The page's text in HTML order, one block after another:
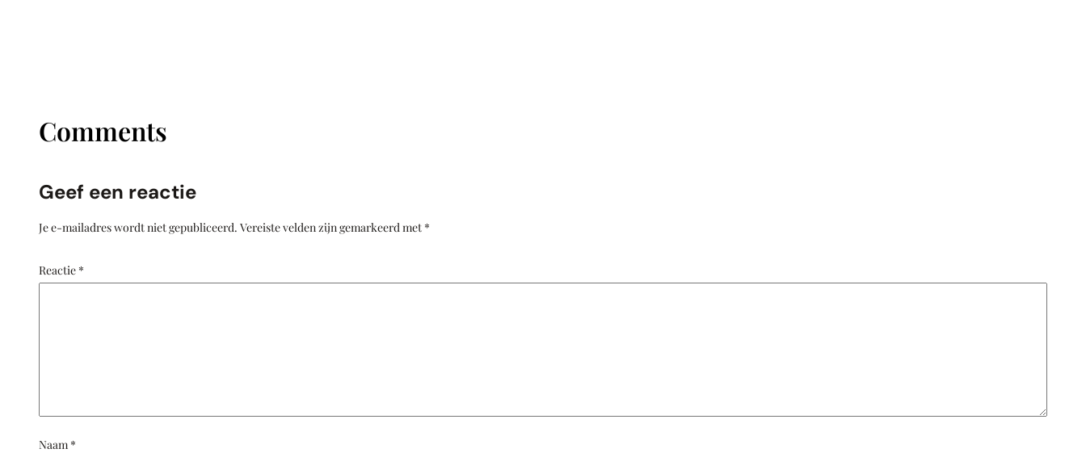
Comments
Geef een reactie
Je e-mailadres wordt niet gepubliceerd. Vereiste velden zijn gemarkeerd met *
Reactie *
Naam *